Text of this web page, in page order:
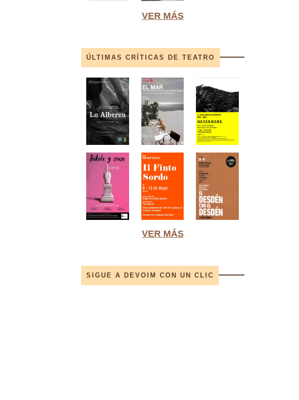
VER MÁS
ÚLTIMAS CRÍTICAS DE TEATRO
VER MÁS
SIGUE A DEVOIM CON UN CLIC